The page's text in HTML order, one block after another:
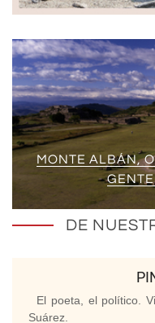
MONTE ALBÁN,
DE
El poeta, el político.
Suárez.